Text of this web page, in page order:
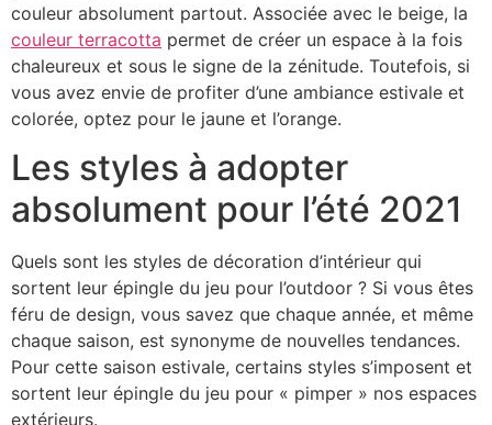
couleur absolument partout. Associée avec le beige, la
couleur terracotta permet de créer un espace à la fois
chaleureux et sous le signe de la zénitude. Toutefois, si
vous avez envie de profiter d’une ambiance estivale et
colorée, optez pour le jaune et l’orange.
Les styles à adopter
absolument pour l’été 2021
Quels sont les styles de décoration d’intérieur qui
sortent leur épingle du jeu pour l’outdoor ? Si vous êtes
féru de design, vous savez que chaque année, et même
chaque saison, est synonyme de nouvelles tendances.
Pour cette saison estivale, certains styles s’imposent et
sortent leur épingle du jeu pour « pimper » nos espaces
extérieurs.